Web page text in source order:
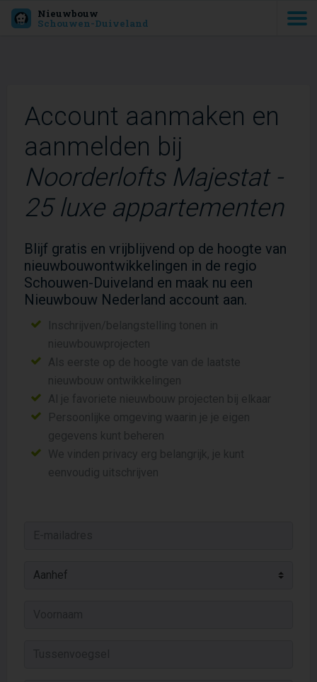
Nieuwbouw
Schouwen-Duiveland
Account aanmaken en
aanmelden bij
Noorderlofts Majestat -
25 luxe appartementen
Blijf gratis en vrijblijvend op de hoogte van
nieuwbouwontwikkelingen in de regio
Schouwen-Duiveland en maak nu een
Nieuwbouw Nederland account aan.
Inschrijven/belangstelling tonen in
nieuwbouwprojecten
Als eerste op de hoogte van de laatste
nieuwbouw ontwikkelingen
Al je favoriete nieuwbouw projecten bij elkaar
Persoonlijke omgeving waarin je je eigen
gegevens kunt beheren
We vinden privacy erg belangrijk, je kunt
eenvoudig uitschrijven